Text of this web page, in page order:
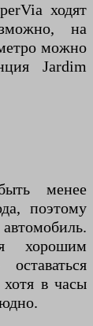
ходят
на
можно
Jardim
менее
поэтому
хорошим
в часы